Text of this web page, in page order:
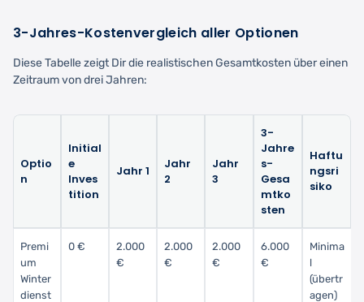
3-Jahres-Kostenvergleich aller Optionen
Diese Tabelle zeigt Dir die realistischen Gesamtkosten über einen
Zeitraum von drei Jahren:
Optio
n
Initial
e
Inves
tition
Jahr 1
Jahr
2
Jahr
3
3-
Jahre
s-
Gesa
mtko
sten
Haftu
ngsri
siko
Premi
um
Winter
dienst
0 €
2.000
€
2.000
€
2.000
€
6.000
€
Minima
l
(übertr
agen)